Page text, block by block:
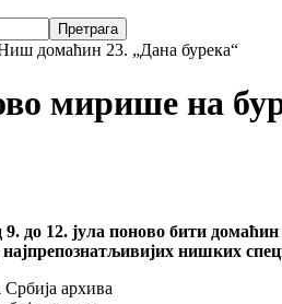
домаћин 23. „Дана бурека“
мирише на
до 12. јула поново бити
нишких